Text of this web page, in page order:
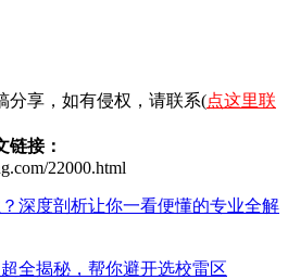
分享，如有侵权，请联系(点这里联
链接：
22000.html
深度剖析让你一看便懂的专业全解
全揭秘，帮你避开选校雷区